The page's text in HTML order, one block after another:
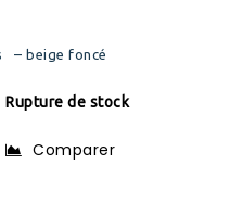
– beige foncé
Rupture de stock
Comparer